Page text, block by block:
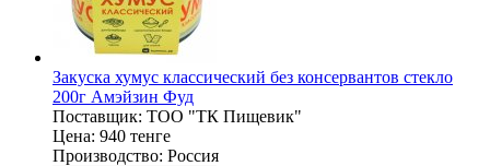
Закуска хумус классический без консервантов стекло
200г Амэйзин Фуд
Поставщик: ТОО "ТК Пищевик"
Цена: 940 тенге
Производство: Россия